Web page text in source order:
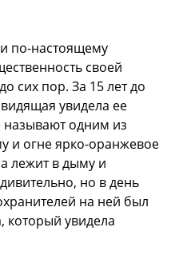
по-настоящему
своей
сих пор. За 15 лет до
увидела ее
называют одним из
и огне ярко-оранжевое
лежит в дыму и
но в день
на ней был
который увидела